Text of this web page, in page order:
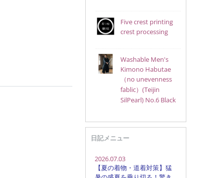
Five crest printing
crest processing
Washable Men's
Kimono Habutae
（no unevenness
fablic）(Teijin
SilPearl) No.6 Black
日記メニュー